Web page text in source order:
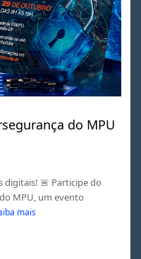
do MPU
digitais! 🚨 Participe do
MPU, um evento
mais